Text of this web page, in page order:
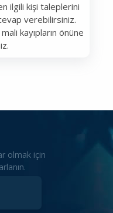
ilgili kişi taleplerini
verebilirsiniz.
kayıpların önüne
olmak için